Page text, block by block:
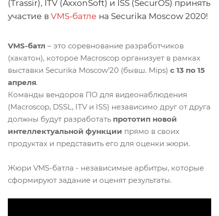
(Trassir), ITV (AxxonSoft) и ISS (SecurOS) принять
участие в VMS-батле на Securika Moscow 2020!
VMS-батл – это соревнование разработчиков
(хакатон), которое Macroscop организует в рамках
выставки Securika Moscow’20 (бывш. Mips) с 13 по 15
апреля.
Команды вендоров ПО для видеонаблюдения
(Macroscop, DSSL, ITV и ISS) независимо друг от друга
должны будут разработать прототип новой
интеллектуальной функции прямо в своих
продуктах и представить его для оценки жюри.
Жюри VMS-батла - независимые арбитры, которые
сформируют задание и оценят результаты.